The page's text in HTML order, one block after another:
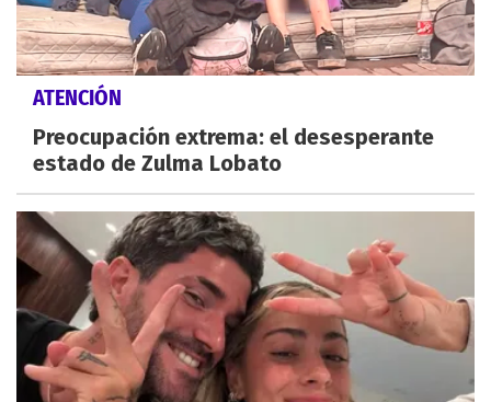
ATENCIÓN
Preocupación extrema: el desesperante
estado de Zulma Lobato